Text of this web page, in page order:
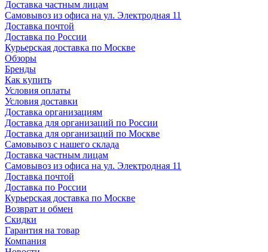
Доставка частным лицам
Самовывоз из офиса на ул. Электродная 11
Доставка почтой
Доставка по России
Курьерская доставка по Москве
Обзоры
Бренды
Как купить
Условия оплаты
Условия доставки
Доставка организациям
Доставка для организаций по России
Доставка для организаций по Москве
Самовывоз с нашего склада
Доставка частным лицам
Самовывоз из офиса на ул. Электродная 11
Доставка почтой
Доставка по России
Курьерская доставка по Москве
Возврат и обмен
Скидки
Гарантия на товар
Компания